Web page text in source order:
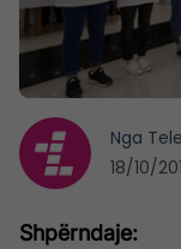
Nga
18/10/